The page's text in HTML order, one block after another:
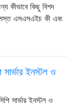
কীভাবে কিছু বিশদ
সমস্ত এসএসএইচ কী এবং
ইনস্টল ও
সার্ভার ইনস্টল ও